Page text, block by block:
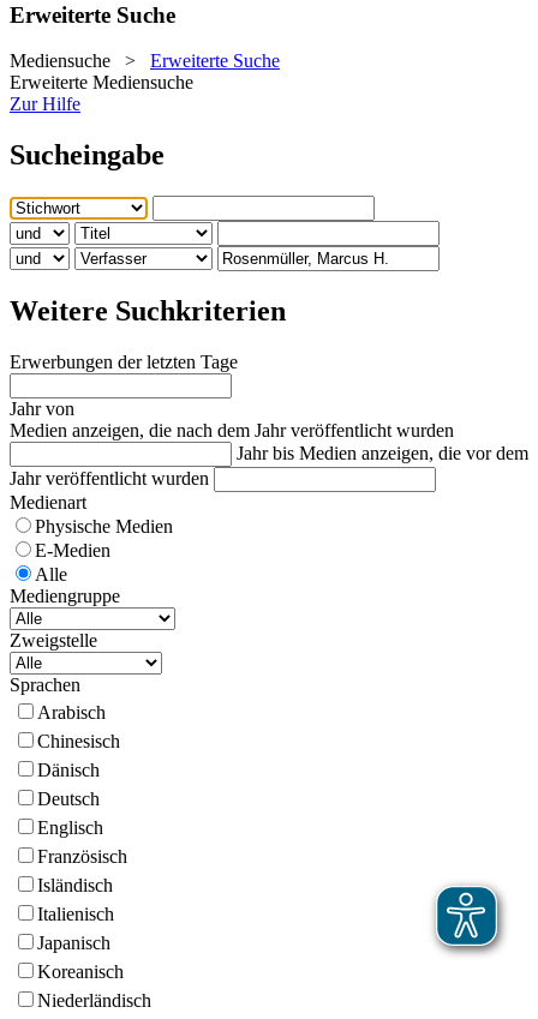
Erweiterte Suche
Mediensuche > Erweiterte Suche
Erweiterte Mediensuche
Zur Hilfe
Sucheingabe
Weitere Suchkriterien
Erwerbungen der letzten Tage
Jahr von
Medien anzeigen, die nach dem Jahr veröffentlicht wurden
Jahr bis Medien anzeigen, die vor dem
Jahr veröffentlicht wurden
Medienart
Physische Medien
E-Medien
Alle
Mediengruppe
Zweigstelle
Sprachen
Arabisch
Chinesisch
Dänisch
Deutsch
Englisch
Französisch
Isländisch
Italienisch
Japanisch
Koreanisch
Niederländisch